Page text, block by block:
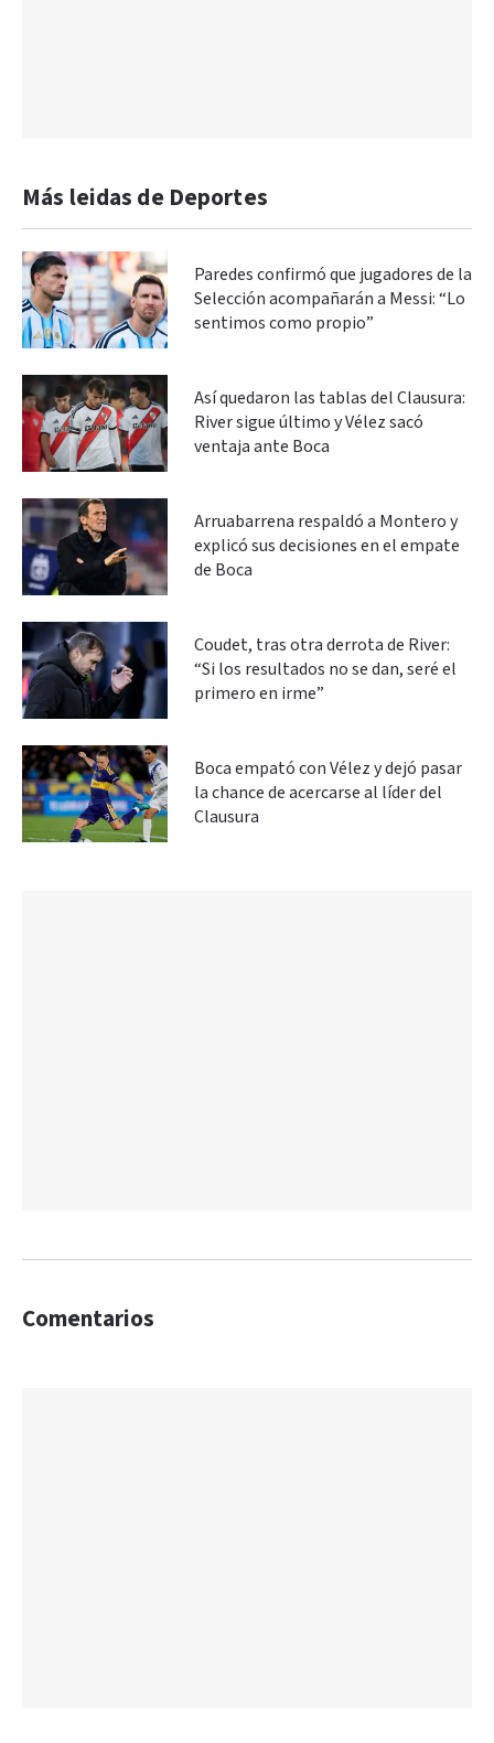
Más leidas de Deportes
Paredes confirmó que jugadores de la
Selección acompañarán a Messi: “Lo
sentimos como propio”
Así quedaron las tablas del Clausura:
River sigue último y Vélez sacó
ventaja ante Boca
Arruabarrena respaldó a Montero y
explicó sus decisiones en el empate
de Boca
Coudet, tras otra derrota de River:
“Si los resultados no se dan, seré el
primero en irme”
Boca empató con Vélez y dejó pasar
la chance de acercarse al líder del
Clausura
Comentarios